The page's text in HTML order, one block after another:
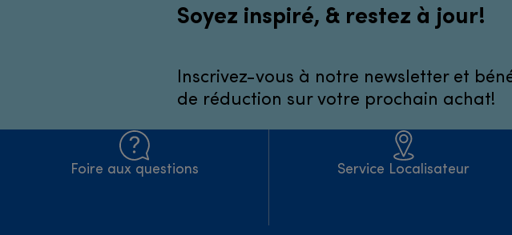
Soyez inspiré, & restez à jour!
Inscrivez-vous à notre newsletter et
de réduction sur votre prochain achat!
Foire aux questions Service Localisateur